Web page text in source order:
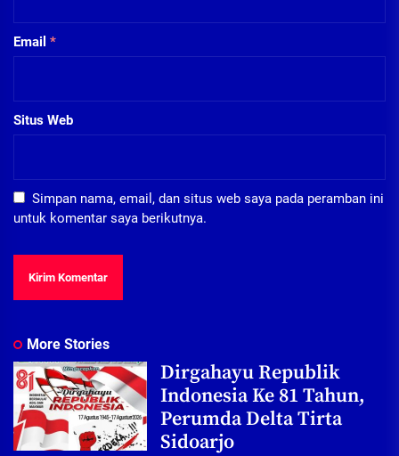
Email *
Situs Web
Simpan nama, email, dan situs web saya pada peramban ini
untuk komentar saya berikutnya.
More Stories
Dirgahayu Republik
Indonesia Ke 81 Tahun,
Perumda Delta Tirta
Sidoarjo